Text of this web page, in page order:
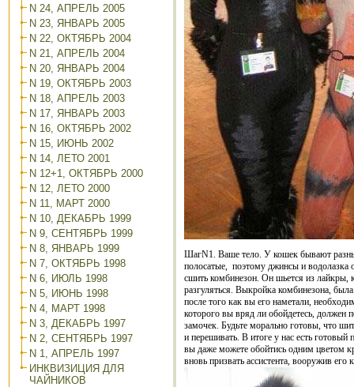
N 24, АПРЕЛЬ 2005
N 23, ЯНВАРЬ 2005
N 22, ОКТЯБРЬ 2004
N 21, АПРЕЛЬ 2004
N 20, ЯНВАРЬ 2004
N 19, ОКТЯБРЬ 2003
N 18, АПРЕЛЬ 2003
N 17, ЯНВАРЬ 2003
N 16, ОКТЯБРЬ 2002
N 15, ИЮНЬ 2002
N 14, ЛЕТО 2001
N 12+1, ОКТЯБРЬ 2000
N 12, ЛЕТО 2000
N 11, МАРТ 2000
N 10, ДЕКАБРЬ 1999
N 9, СЕНТЯБРЬ 1999
N 8, ЯНВАРЬ 1999
N 7, ОКТЯБРЬ 1998
N 6, ИЮЛЬ 1998
N 5, ИЮНЬ 1998
N 4, МАРТ 1998
N 3, ДЕКАБРЬ 1997
N 2, СЕНТЯБРЬ 1997
N 1, АПРЕЛЬ 1997
ИНКВИЗИЦИЯ ДЛЯ
ЧАЙНИКОВ
ШагN1. Ваше тело. У кошек бывают
полосатые, поэтому джинсы и водолазка
сшить комбинезон. Он шьется из лайкры,
разгуляться. Выкройка комбинезона,
после того как вы его наметали,
которого вы вряд ли обойдетесь,
замочек. Будьте морально готовы, что
и перешивать. В итоге у нас есть готовый
вы даже можете обойтись одним цветом
вновь призвать ассистента, вооружив его